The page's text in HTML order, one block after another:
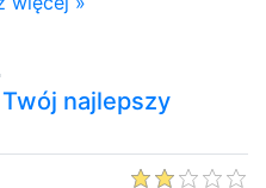
najlepszy